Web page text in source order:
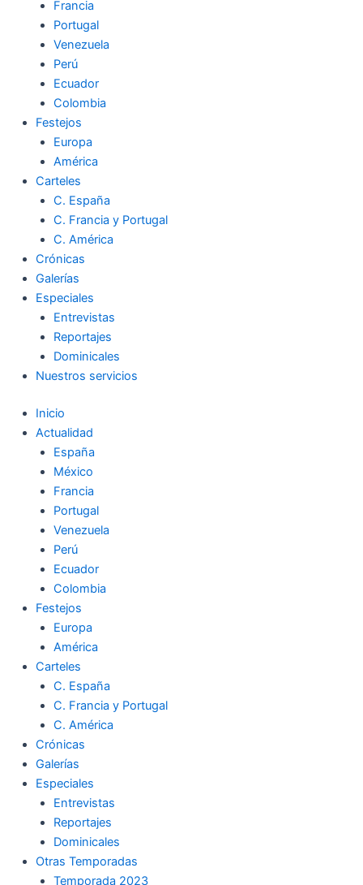
Francia
Portugal
Venezuela
Perú
Ecuador
Colombia
Festejos
Europa
América
Carteles
C. España
C. Francia y Portugal
C. América
Crónicas
Galerías
Especiales
Entrevistas
Reportajes
Dominicales
Nuestros servicios
Inicio
Actualidad
España
México
Francia
Portugal
Venezuela
Perú
Ecuador
Colombia
Festejos
Europa
América
Carteles
C. España
C. Francia y Portugal
C. América
Crónicas
Galerías
Especiales
Entrevistas
Reportajes
Dominicales
Otras Temporadas
Temporada 2023